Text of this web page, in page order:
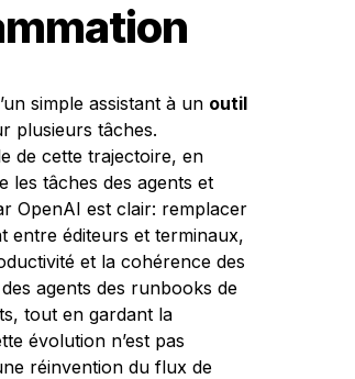
simple assistant à un outil
plusieurs tâches.
de cette trajectoire, en
les tâches des agents et
OpenAI est clair: remplacer
entre éditeurs et terminaux,
et la cohérence des
agents des runbooks de
tout en gardant la
évolution n’est pas
réinvention du flux de